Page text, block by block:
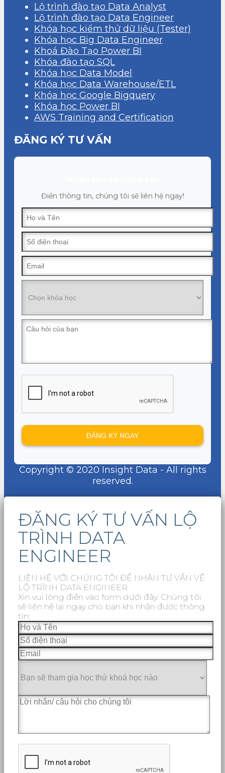
Lộ trình đào tạo Data Analyst
Lộ trình đào tạo Data Engineer
Khóa học kiểm thử dữ liệu (Tester)
Khóa học Big Data Engineer
Khoá Đào Tạo Power BI
Khóa đào tạo SQL
Khóa học Data Model
Khóa học Data Warehouse/ETL
Khóa học Google Bigquery
Khóa học Power BI
AWS Training and Certification
ĐĂNG KÝ TƯ VẤN
Điền thông tin, chúng tôi sẽ liên hệ ngay!
Copyright © 2020 Insight Data - All rights
reserved.
ĐĂNG KÝ TƯ VẤN LỘ
TRÌNH DATA
ENGINEER
LIÊN HỆ VỚI CHÚNG TÔI ĐỂ NHẬN TƯ VẤN VỀ
LỘ TRÌNH DATA ENGINEER
Xin vui lòng điền vào form dưới đây. Chúng tôi
sẽ liên hệ lại ngay cho bạn khi nhận được thông
tin: